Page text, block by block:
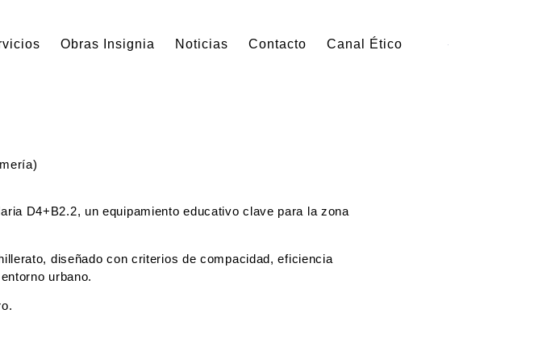
Obras Insignia Noticias Contacto Canal Ético
D4+B2.2, un equipamiento educativo clave para la zona
diseñado con criterios de compacidad, eficiencia
urbano.